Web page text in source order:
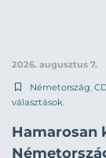
2026. augusztus 7.
Németország
választások
Hamarosan